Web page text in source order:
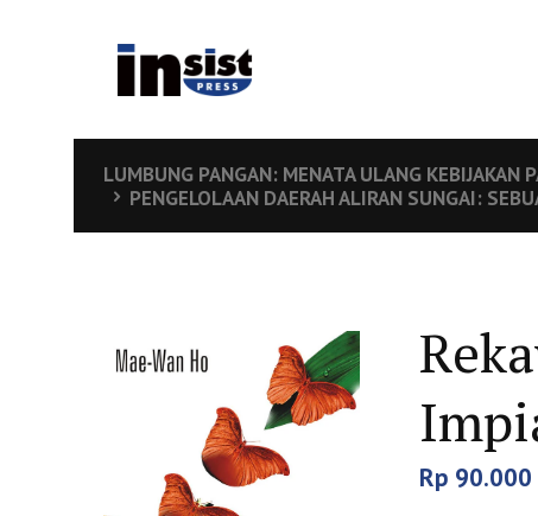
LUMBUNG PANGAN: MENATA ULANG KEBIJAKAN
PENGELOLAAN DAERAH ALIRAN SUNGAI:
Rp 90.000